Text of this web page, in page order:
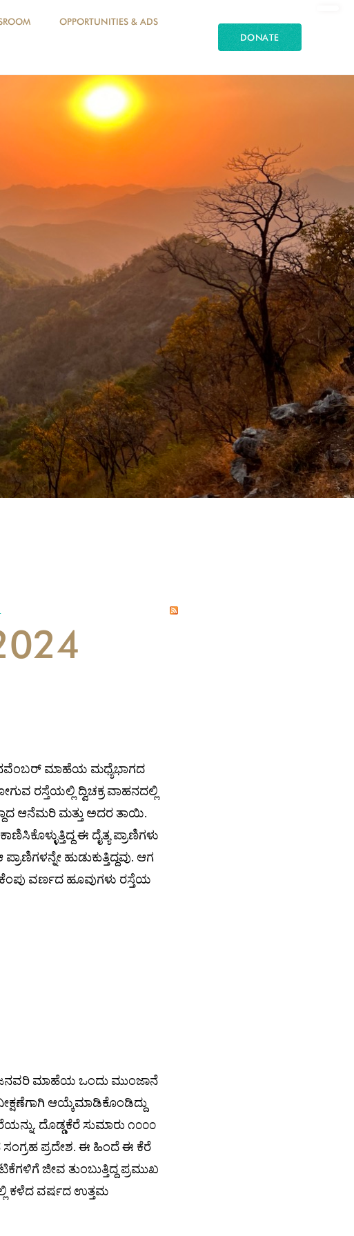
OPPORTUNITIES & ADS
DONATE
ಮಾಹೆಯ ಮಧ್ಯೆಭಾಗದ
ರಸ್ತೆಯಲ್ಲಿ ದ್ವಿಚಕ್ರ ವಾಹನದಲ್ಲಿ
ಆನೆಮರಿ ಮತ್ತು ಅದರ ತಾಯಿ.
ಈ ದೈತ್ಯ ಪ್ರಾಣಿಗಳು
ಹುಡುಕುತ್ತಿದ್ದವು. ಆಗ
ವರ್ಣದ ಹೂವುಗಳು ರಸ್ತೆಯ
ಮಾಹೆಯ ಒಂದು ಮುಂಜಾನೆ
ಆಯ್ಕೆಮಾಡಿಕೊಂಡಿದ್ದು
ದೊಡ್ಡಕೆರೆ ಸುಮಾರು ೧೦೦೦
ಪ್ರದೇಶ. ಈ ಹಿಂದೆ ಈ ಕೆರೆ
ಜೀವ ತುಂಬುತ್ತಿದ್ದ ಪ್ರಮುಖ
ಕಳೆದ ವರ್ಷದ ಉತ್ತಮ